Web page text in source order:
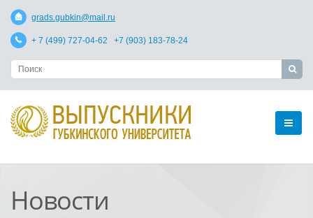
grads.gubkin@mail.ru
+ 7 (499) 727-04-62 +7 (903) 183-78-24
Новости